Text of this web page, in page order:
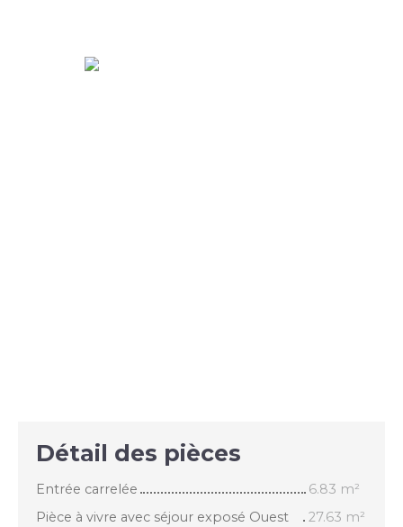
Détail des pièces
Entrée carrelée
6.83 m²
Pièce à vivre avec séjour exposé Ouest
27.63 m²